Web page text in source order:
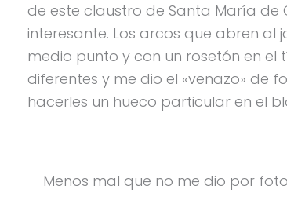
de este claustro de Santa María
interesante. Los arcos que abren
medio punto y con un rosetón en el
diferentes y me dio el «venazo» de
hacerles un hueco particular en el
Menos mal que no me dio por